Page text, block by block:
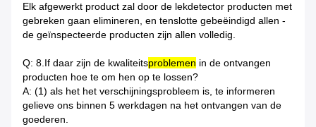
Elk afgewerkt product zal door de lekdetector producten met
gebreken gaan elimineren, en tenslotte gebeëindigd allen -
de geïnspecteerde producten zijn allen volledig.
Q: 8.If daar zijn de kwaliteitsproblemen in de ontvangen
producten hoe te om hen op te lossen?
A: (1) als het het verschijningsprobleem is, te informeren
gelieve ons binnen 5 werkdagen na het ontvangen van de
goederen.